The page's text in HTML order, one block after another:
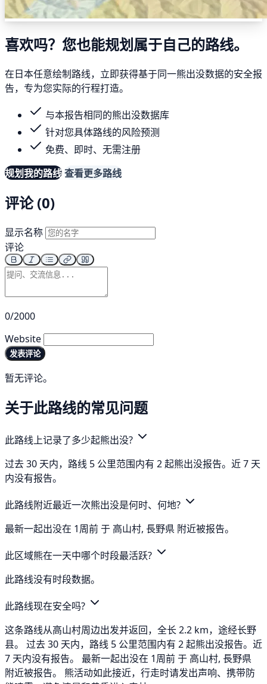
喜欢吗？您也能规划属于自己的路线。
在日本任意绘制路线，立即获得基于同一熊出没数据的安全报
告，专为您实际的行程打造。
与本报告相同的熊出没数据库
针对您具体路线的风险预测
免费、即时、无需注册
规划我的路线查看更多路线
评论 (0)
显示名称
评论
0/2000
Website
发表评论
暂无评论。
关于此路线的常见问题
此路线上记录了多少起熊出没?
过去 30 天内，路线 5 公里范围内有 2 起熊出没报告。近 7 天
内没有报告。
此路线附近最近一次熊出没是何时、何地?
最新一起出没在 1周前 于 高山村, 長野県 附近被报告。
此区域熊在一天中哪个时段最活跃?
此路线没有时段数据。
此路线现在安全吗?
这条路线从高山村周边出发并返回，全长 2.2 km，途经长野
县。 过去 30 天内，路线 5 公里范围内有 2 起熊出没报告。近
7 天内没有报告。 最新一起出没在 1周前 于 高山村, 長野県
附近被报告。 熊活动如此接近，行走时请发出声响、携带防